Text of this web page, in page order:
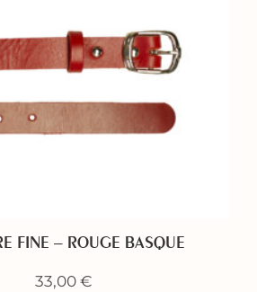
FINE – ROUGE BASQUE
33,00 €